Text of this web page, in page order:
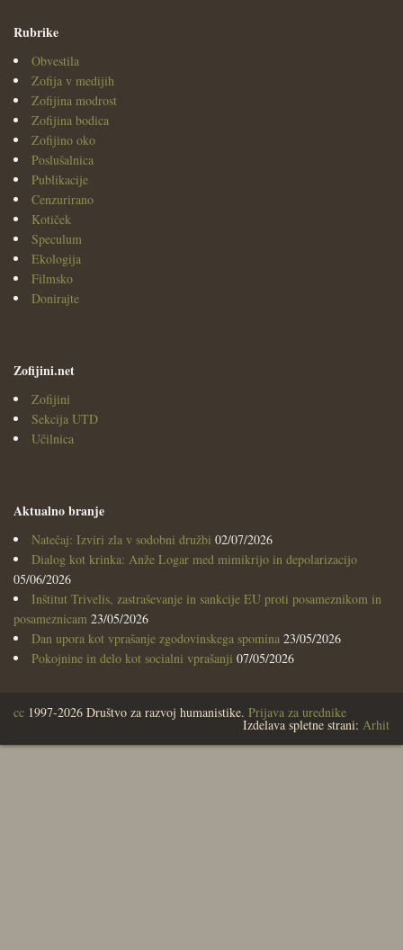
Rubrike
Obvestila
Zofija v medijih
Zofijina modrost
Zofijina bodica
Zofijino oko
Poslušalnica
Publikacije
Cenzurirano
Kotiček
Speculum
Ekologija
Filmsko
Donirajte
Zofijini.net
Zofijini
Sekcija UTD
Učilnica
Aktualno branje
Natečaj: Izviri zla v sodobni družbi 02/07/2026
Dialog kot krinka: Anže Logar med mimikrijo in depolarizacijo
05/06/2026
Inštitut Trivelis, zastraševanje in sankcije EU proti posameznikom in
posameznicam 23/05/2026
Dan upora kot vprašanje zgodovinskega spomina 23/05/2026
Pokojnine in delo kot socialni vprašanji 07/05/2026
cc 1997-2026 Društvo za razvoj humanistike. Prijava za urednike
Izdelava spletne strani: Arhit